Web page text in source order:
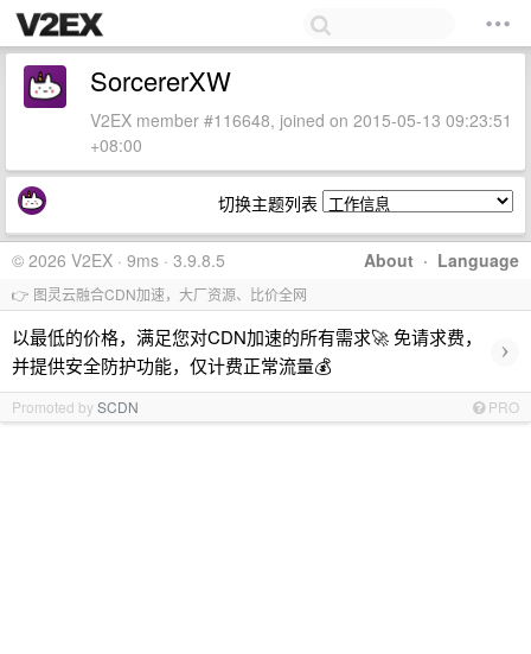
SorcererXW
V2EX member #116648, joined on 2015-05-13 09:23:51
+08:00
切换主题列表
About · Language
© 2026 V2EX · 9ms · 3.9.8.5
👉 图灵云融合CDN加速，大厂资源、比价全网
以最低的价格，满足您对CDN加速的所有需求🚀 免请求费，
并提供安全防护功能，仅计费正常流量💰
›
Promoted bySCDN PRO